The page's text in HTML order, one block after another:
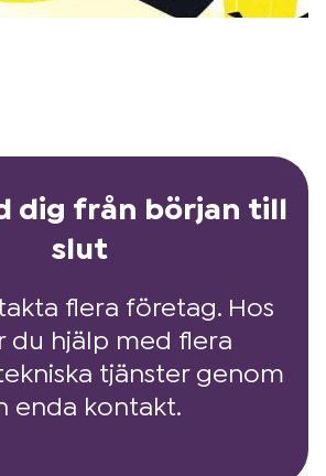
dig från början till
slut
flera företag. Hos
du hjälp med flera
tjänster genom
enda kontakt.